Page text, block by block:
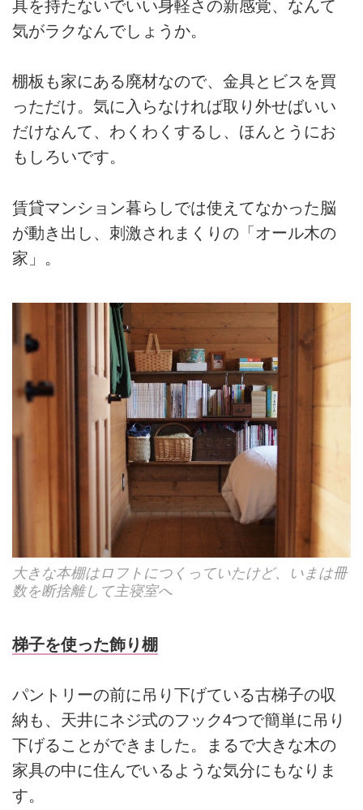
具を持たないでいい身軽さの新感覚、なんて
気がラクなんでしょうか。
棚板も家にある廃材なので、金具とビスを買
っただけ。気に入らなければ取り外せばいい
だけなんて、わくわくするし、ほんとうにお
もしろいです。
賃貸マンション暮らしでは使えてなかった脳
が動き出し、刺激されまくりの「オール木の
家」。
大きな本棚はロフトにつくっていたけど、いまは冊
数を断捨離して主寝室へ
梯子を使った飾り棚
パントリーの前に吊り下げている古梯子の収
納も、天井にネジ式のフック4つで簡単に吊り
下げることができました。まるで大きな木の
家具の中に住んでいるような気分にもなりま
す。